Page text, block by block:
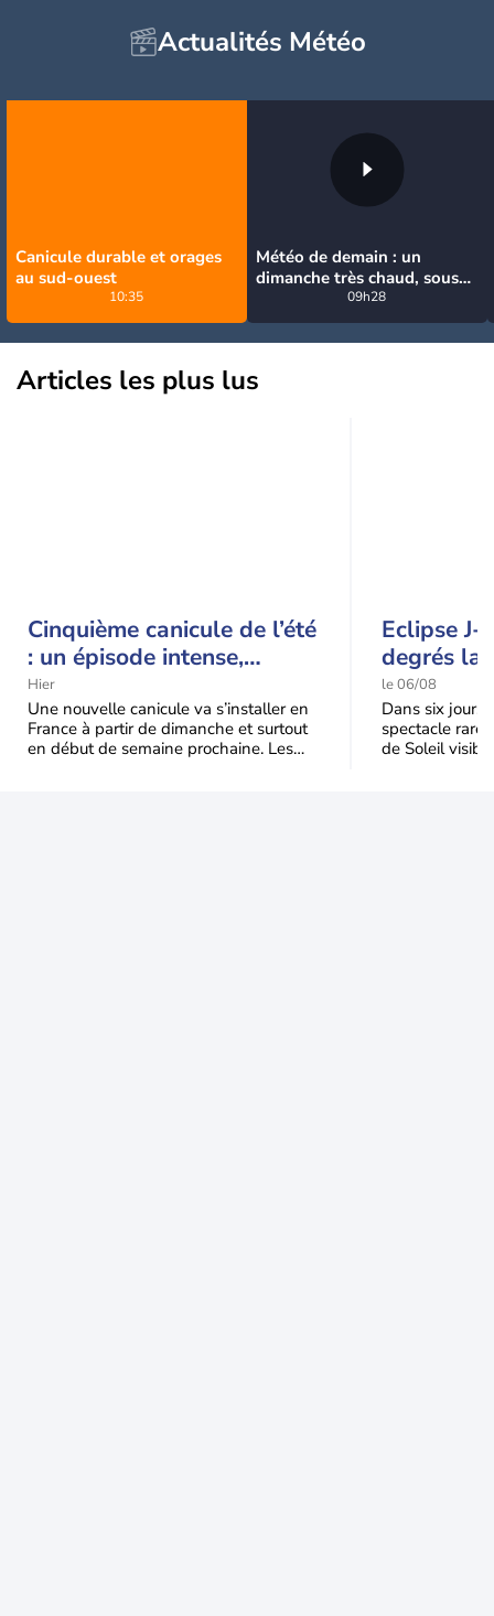
Actualités Météo
Canicule durable et orages
au sud-ouest
10:35
Météo de demain : un
dimanche très chaud, sous
la menace de quelques
orages
09h28
Articles les plus lus
Cinquième canicule de l’été
: un épisode intense,
durable et étendu la
semaine prochaine
Hier
Une nouvelle canicule va s’installer en
France à partir de dimanche et surtout
en début de semaine prochaine. Les
Eclipse J-
degrés la
t-elle
l'éclipse
le 06/08
Dans six
spectacle rare
de Soleil